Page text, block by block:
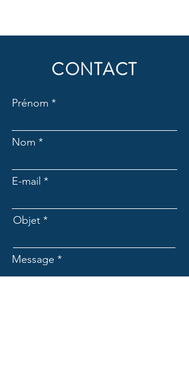
CONTACT
Prénom
Nom
E-mail
Objet
Message